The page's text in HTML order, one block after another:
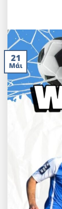
21
Μάι